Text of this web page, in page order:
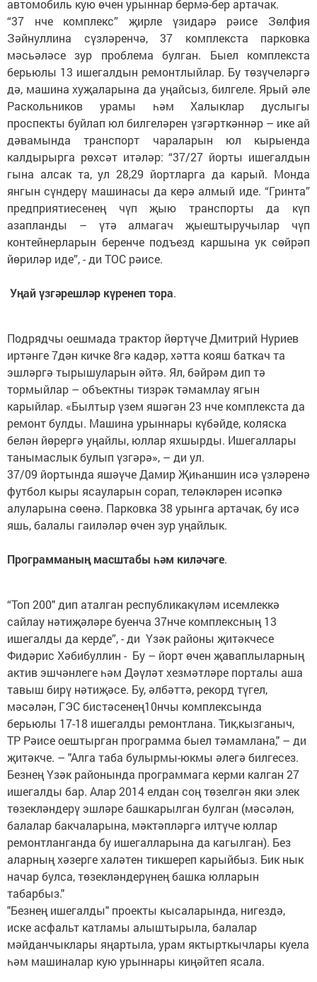
автомобиль кую өчен урыннар бермә-бер артачак.
“37 нче комплекс” җирле үзидарә рәисе Зөлфия
Зәйнуллина сүзләренчә, 37 комплекста парковка
мәсьәләсе зур проблема булган. Быел комплекста
берьюлы 13 ишегалдын ремонтлыйлар. Бу төзүчеләргә
дә, машина хуҗаларына да уңайсыз, билгеле. Ярый әле
Раскольников урамы һәм Халыклар дуслыгы
проспекты буйлап юл билгеләрен үзгәрткәннәр – ике ай
дәвамында транспорт чараларын юл кырыенда
калдырырга рөхсәт итәләр: “37/27 йорты ишегалдын
гына алсак та, ул 28,29 йортларга да карый. Монда
янгын сүндерү машинасы да керә алмый иде. “Гринта”
предприятиесенең чүп җыю транспорты да күп
азапланды – үтә алмагач җыештыручылар чүп
контейнерларын беренче подъезд каршына ук сөйрәп
йөриләр иде”, - ди ТОС рәисе.
Уңайүзгәрешләр күренептора.
Подрядчы оешмада трактор йөртүче Дмитрий Нуриев
иртәнге 7дән кичке 8гә кадәр, хәтта кояш баткач та
эшләргә тырышуларын әйтә. Ял, бәйрәм дип тә
тормыйлар – объектны тизрәк тәмамлау ягын
карыйлар. «Былтыр үзем яшәгән 23 нче комплекста да
ремонт булды. Машина урыннары күбәйде, коляска
белән йөрергә уңайлы, юллар яхшырды. Ишегаллары
танымаслык булып үзгәрә», – ди ул.
37/09 йортында яшәүче Дамир Җиһаншин исә үзләренә
футбол кыры ясауларын сорап, теләкләрен исәпкә
алуларына сөенә. Парковка 38 урынга артачак, бу исә
яшь, балалы гаиләләр өчен зур уңайлык.
Программаның масштабы һәм киләчәге.
“Топ 200" дип аталган республикакүләм исемлеккә
сайлау нәтиҗәләре буенча 37нче комплексның 13
ишегалды да керде”, - ди Үзәк районы җитәкчесе
Фидәрис Хәбибуллин - Бу – йорт өчен җаваплыларның
актив эшчәнлеге һәм Дәүләт хезмәтләре порталы аша
тавыш бирү нәтиҗәсе. Бу, әлбәттә, рекорд түгел,
мәсәлән, ГЭС бистәсенең10нчы комплексында
берьюлы 17-18 ишегалды ремонтлана. Тик,кызганыч,
ТР Рәисе оештырган программа быел тәмамлана," – ди
җитәкче. – "Алга таба булырмы-юкмы әлегә билгесез.
Безнең Үзәк районында программага керми калган 27
ишегалды бар. Алар 2014 елдан соң төзелгән яки элек
төзекләндерү эшләре башкарылган булган (мәсәлән,
балалар бакчаларына, мәктәпләргә илтүче юллар
ремонтланганда бу ишегалларына да кагылган). Без
аларның хәзерге халәтен тикшереп карыйбыз. Бик нык
начар булса, төзекләндерүнең башка юлларын
табарбыз."
"Безнең ишегалды" проекты кысаларында, нигездә,
иске асфальт катламы алыштырыла, балалар
мәйданчыклары яңартыла, урам яктырткычлары куела
һәм машиналар кую урыннары киңәйтеп ясала.